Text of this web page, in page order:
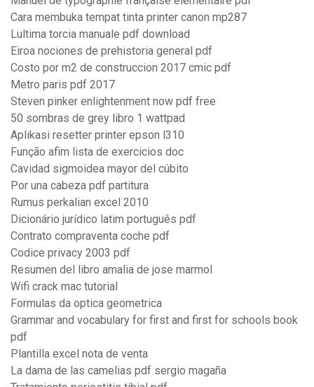
Cara membuka tempat tinta printer canon mp287
Lultima torcia manuale pdf download
Eiroa nociones de prehistoria general pdf
Costo por m2 de construccion 2017 cmic pdf
Metro paris pdf 2017
Steven pinker enlightenment now pdf free
50 sombras de grey libro 1 wattpad
Aplikasi resetter printer epson l310
Função afim lista de exercicios doc
Cavidad sigmoidea mayor del cúbito
Por una cabeza pdf partitura
Rumus perkalian excel 2010
Dicionário jurídico latim português pdf
Contrato compraventa coche pdf
Codice privacy 2003 pdf
Resumen del libro amalia de jose marmol
Wifi crack mac tutorial
Formulas da optica geometrica
Grammar and vocabulary for first and first for schools book
pdf
Plantilla excel nota de venta
La dama de las camelias pdf sergio magaña